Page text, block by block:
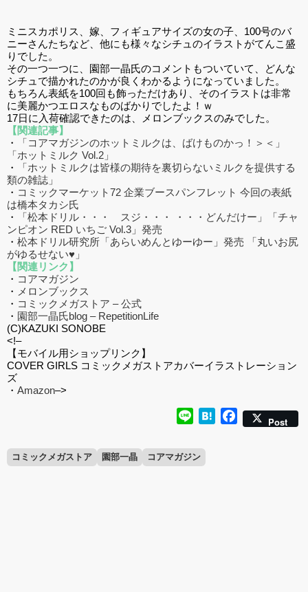
ミニスカポリス、嫁、フィギュアサイズの女の子、100号のバ
ニーさんたちなど、他にも様々なシチュのイラストがてんこ盛
りでした。
その一つ一つに、園部一晶氏のコメントもついていて、どんな
シチュで描かれたのかが良くわかるようになっていました。
もちろん表紙を100回も飾っただけあり、そのイラストは非常
に美麗かつエロスなものばかりでしたよ！ｗ
17日に入荷確認できたのは、メロンブックスのみでした。
【関連記事】
・
「コアマガジンのホットミルクは、ばけものかっ！＞＜」
「ホットミルク Vol.2」
・
「ホットミルクは皆様の期待を裏切らないミルクを提供する
類の雑誌」
・ コミックマーケット72 企業ブースパンフレット 今回の表紙
は橋本タカシ氏
・
「松本ドリル・・・ スジ・・・ ・・・どんだけー」「チャ
ンピオン RED いちご Vol.3」発売
・ 松本ドリル研究所「あらいめんとゆーゆー」発売 「丸いお尻
がゆるせない♥」
【関連リンク】
・ コアマガジン
・ メロンブックス
・ コミックメガストア – 公式
・ 園部一晶氏blog – RepetitionLife
(C)KAZUKI SONOBE
<!–
【モバイル用ショップリンク】
COVER GIRLS コミックメガストアカバーイラストレーション
ズ
・ Amazon–>
Line HatenaFacebook
Post
コミックメガストア 園部一晶 コアマガジン